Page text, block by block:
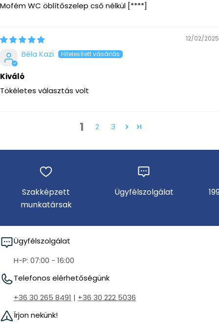
Mofém WC öblítőszelep cső nélkül [****]
12/02/2025
Béla Kazi
Kiváló
Tökéletes választás volt
1 2 3
Szakképzett
munkatársak
Ügyfélszolgálat
Ügyfélszolgálat
H-P: 07:00 - 16:00
Telefonos elérhetőségünk
+36 30 265 8491 | +36 30 222 5036
Írjon nekünk!